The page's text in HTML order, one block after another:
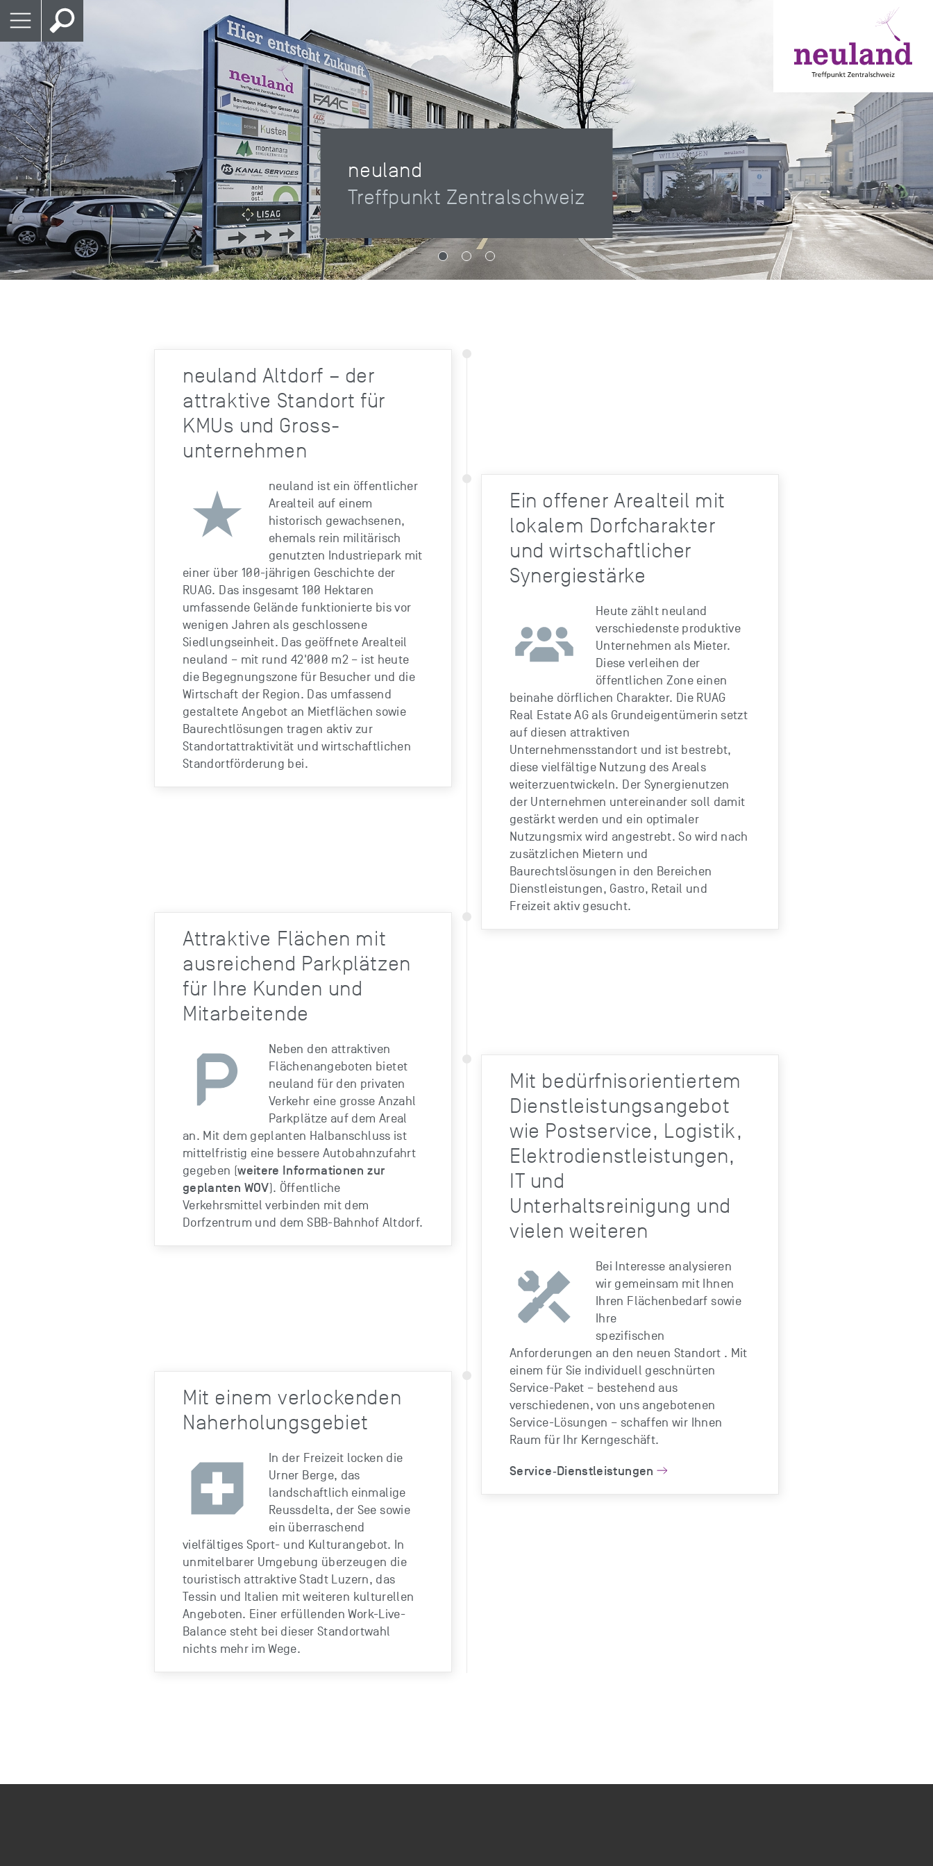
neuland
Treffpunkt Zentralschweiz
neuland Altdorf – der
attraktive Standort für
KMUs und Gross­
unternehmen
neuland ist ein öffentlicher
Arealteil auf einem
historisch gewachsenen,
ehemals rein militärisch
genutzten Industriepark mit
einer über 100-jährigen Geschichte der
RUAG. Das insgesamt 100 Hektaren
umfassende Gelände funktionierte bis vor
wenigen Jahren als geschlossene
Siedlungseinheit. Das geöffnete Arealteil
neuland – mit rund 42'000 m2 – ist heute
die Begegnungszone für Besucher und die
Wirtschaft der Region. Das umfassend
gestaltete Angebot an Mietflächen sowie
Baurechtlösungen tragen aktiv zur
Standortattraktivität und wirtschaftlichen
Standortförderung bei.
Attraktive Flächen mit
ausreichend Parkplätzen
für Ihre Kunden und
Mitarbeitende
Neben den attraktiven
Flächenangeboten bietet
neuland für den privaten
Verkehr eine grosse Anzahl
Parkplätze auf dem Areal
an. Mit dem geplanten Halbanschluss ist
mittelfristig eine bessere Autobahnzufahrt
gegeben (weitere Informationen zur
geplanten WOV). Öffentliche
Verkehrsmittel verbinden mit dem
Dorfzentrum und dem SBB-Bahnhof Altdorf.
Mit einem verlockenden
Naherholungsgebiet
In der Freizeit locken die
Urner Berge, das
landschaftlich einmalige
Reussdelta, der See sowie
ein überraschend
vielfältiges Sport- und Kulturangebot. In
unmitelbarer Umgebung überzeugen die
touristisch attraktive Stadt Luzern, das
Tessin und Italien mit weiteren kulturellen
Angeboten. Einer erfüllenden Work-Live-
Balance steht bei dieser Standortwahl
nichts mehr im Wege.
Ein offener Arealteil mit
lokalem Dorfcharakter
und wirtschaftlicher
Synergiestärke
Heute zählt neuland
verschiedenste produktive
Unternehmen als Mieter.
Diese verleihen der
öffentlichen Zone einen
beinahe dörflichen Charakter. Die RUAG
Real Estate AG als Grundeigentümerin setzt
auf diesen attraktiven
Unternehmensstandort und ist bestrebt,
diese vielfältige Nutzung des Areals
weiterzuentwickeln. Der Synergienutzen
der Unternehmen untereinander soll damit
gestärkt werden und ein optimaler
Nutzungsmix wird angestrebt. So wird nach
zusätzlichen Mietern und
Baurechtslösungen in den Bereichen
Dienstleistungen, Gastro, Retail und
Freizeit aktiv gesucht.
Mit bedürfnisorientiertem
Dienstleistungsangebot
wie Postservice, Logistik,
Elektrodienstleistungen,
IT und
Unterhaltsreinigung und
vielen weiteren
Bei Interesse analysieren
wir gemeinsam mit Ihnen
Ihren Flächenbedarf sowie
Ihre
spezifischen
Anforderungen an den neuen Standort . Mit
einem für Sie individuell geschnürten
Service-Paket – bestehend aus
verschiedenen, von uns angebotenen
Service-Lösungen – schaffen wir Ihnen
Raum für Ihr Kerngeschäft.
Service‐Dienstleistungen